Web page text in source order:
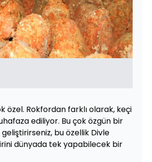
özel. Rokfordan farklı olarak, keçi
ediliyor. Bu çok özgün bir
bu özellik Divle
dünyada tek yapabilecek bir